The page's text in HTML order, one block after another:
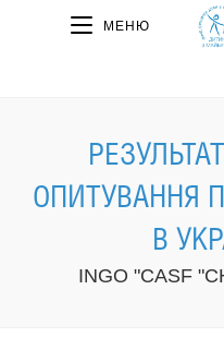
МЕНЮ
ОПИТУВАННЯ
В
INGO "CASF